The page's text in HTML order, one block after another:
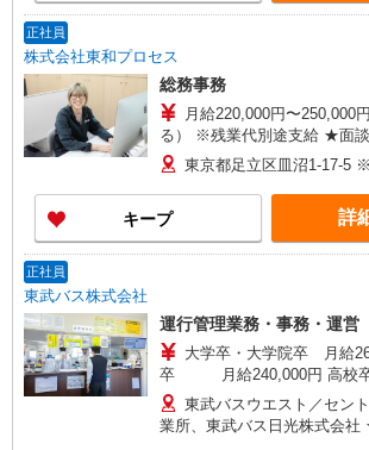
通勤OKなどの勤務地もアリ
正社員
株式会社東和プロセス
総務事務
月給220,000円〜250,000
る） ※残業代別途支給 ★面
上優遇します！ ＼残業代は1分単位で計算！／ し
っかり稼ぎたい方も、プライ
方も、できるだけ尊重します
東京都足立区皿沼1-17-5
キープ 詳
正社員
東武バス株式会社
運行管理業務・事務・運営
大学卒・大学院卒 月給
卒 月給240,000円
235,000円 ※時間外勤務手当
務手当・世帯手当などは別途支給 ◆半年後
運行管理業務：夜勤勤務発生
東武バスウエスト／セン
業所、東武バス日光株式会